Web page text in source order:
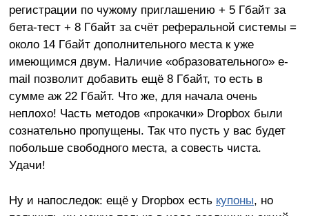
регистрации по чужому приглашению + 5 Гбайт за
бета-тест + 8 Гбайт за счёт реферальной системы =
около 14 Гбайт дополнительного места к уже
имеющимся двум. Наличие «образовательного» e-
mail позволит добавить ещё 8 Гбайт, то есть в
сумме аж 22 Гбайт. Что же, для начала очень
неплохо! Часть методов «прокачки» Dropbox были
сознательно пропущены. Так что пусть у вас будет
побольше свободного места, а совесть чиста.
Удачи!
Ну и напоследок: ещё у Dropbox есть купоны, но